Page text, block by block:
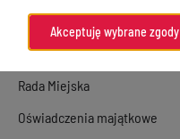
Komunikacja publiczna
Nieodpłatna pomoc prawna
Rada Miejska
Oświadczenia majątkowe
Akceptuję wybrane zgody